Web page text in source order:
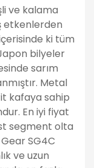
ve kalama
etkenlerden
ki tüm
bilyeler
sarım
Metal
kafaya sahip
En iyi fiyat
segment olta
SG4C
ve uzun